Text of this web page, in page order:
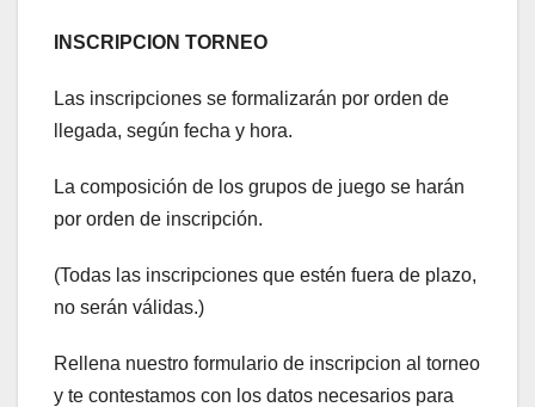
INSCRIPCION TORNEO
Las inscripciones se formalizarán por orden de
llegada, según fecha y hora.
La composición de los grupos de juego se harán
por orden de inscripción.
(Todas las inscripciones que estén fuera de plazo,
no serán válidas.)
Rellena nuestro formulario de inscripcion al torneo
y te contestamos con los datos necesarios para